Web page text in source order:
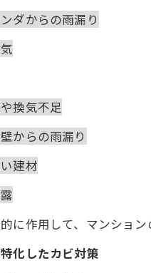
ダからの雨漏り
換気不足
からの雨漏り
建材
に作用して、マンショ
化したカビ対策